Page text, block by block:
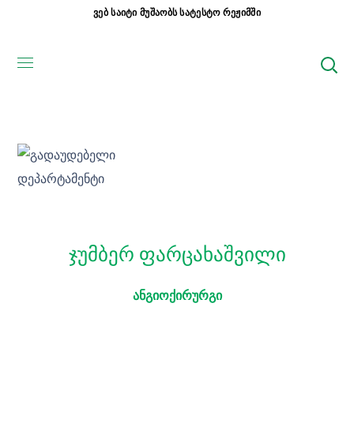
ვებ საიტი მუშაობს სატესტო რეჟიმში
ჯუმბერ ფარცახაშვილი
ანგიოქირურგი